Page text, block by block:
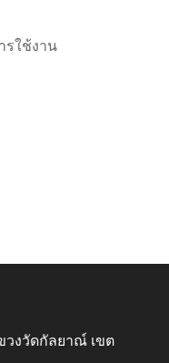
รใช้งาน
วงวัดกัลยาณ์ เขต